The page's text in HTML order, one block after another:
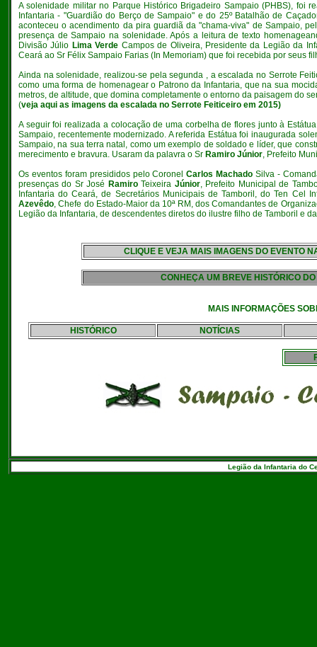
A solenidade militar no Parque Histórico Brigadeiro Sampaio (PHBS), foi
Infantaria - "Guardião do Berço de Sampaio" e do 25º Batalhão de
aconteceu o acendimento da pira guardiã da "chama-viva" de Sampaio,
presença de Sampaio na solenidade. Após a leitura de texto
Divisão Júlio Lima Verde Campos de Oliveira, Presidente da Legião da
Ceará ao Sr Félix Sampaio Farias (In Memoriam) que foi recebida por seus
Ainda na solenidade, realizou-se pela segunda , a escalada no Serrote
como uma forma de homenagear o Patrono da Infantaria, que na sua
metros, de altitude, que domina completamente o entorno da paisagem do
(veja aqui as imagens da escalada no Serrote Feiticeiro em 2015)
A seguir foi realizada a colocação de uma corbelha de flores junto à
Sampaio, recentemente modernizado. A referida Estátua foi inaugurada
Sampaio, na sua terra natal, como um exemplo de soldado e líder, que
merecimento e bravura. Usaram da palavra o Sr Ramiro Júnior, Prefeito
Os eventos foram presididos pelo CoronelCarlos Machado Silva -
presenças do Sr José RamiroTeixeira Júnior, Prefeito Municipal de
Infantaria do Ceará, de Secretários Municipais de Tamboril, do Ten Cel
Azevêdo, Chefe do Estado-Maior da 10ª RM, dos Comandantes de
Legião da Infantaria, de descendentes diretos do ilustre filho de Tamboril e
CLIQUE E VEJA MAIS IMAGENS DO EVENTO
CONHEÇA UM BREVE HISTÓRICO
MAIS INFORMAÇÕES
HISTÓRICO NOTÍCIAS
Legião da Infantaria do